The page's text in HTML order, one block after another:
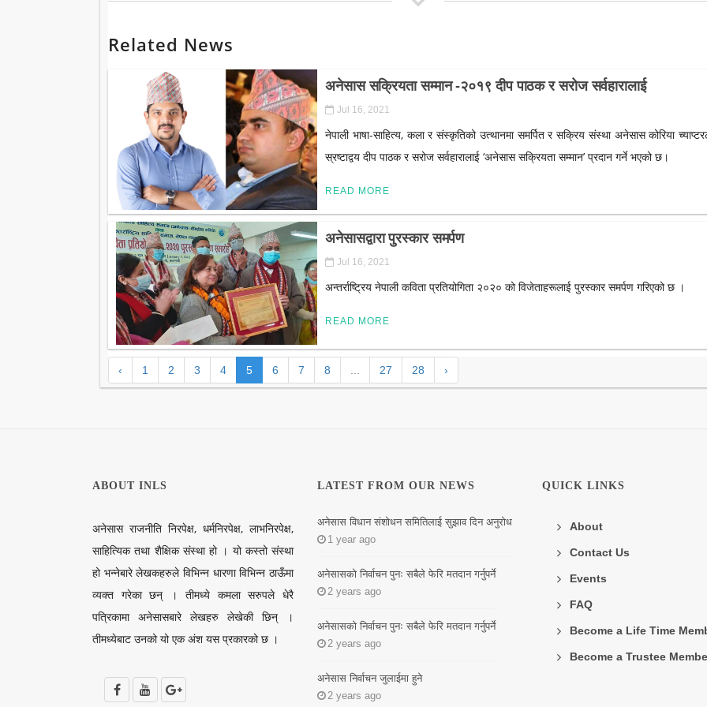
Related News
अनेसास सक्रियता सम्मान -२०१९ दीप पाठक र सरोज सर्वहारालाई
Jul 16, 2021
नेपाली भाषा-साहित्य, कला र संस्कृतिको उत्थानमा समर्पित र सक्रिय संस्था अनेसास कोरिया
स्रष्टाद्वय दीप पाठक र सरोज सर्वहारालाई ‘अनेसास सक्रियता सम्मान’ प्रदान गर्ने भएको छ।
READ MORE
अनेसासद्वारा पुरस्कार समर्पण
Jul 16, 2021
अन्तर्राष्ट्रिय नेपाली कविता प्रतियोगिता २०२० को विजेताहरूलाई पुरस्कार समर्पण गरिएको छ ।
READ MORE
‹ 1 2 3 4 5 6 7 8 27 28 ›
ABOUT INLS
अनेसास राजनीति निरपेक्ष, धर्मनिरपेक्ष, लाभनिरपेक्ष,
साहित्यिक तथा शैक्षिक संस्था हो । यो कस्तो संस्था
हो भन्नेबारे लेखकहरुले विभिन्न धारणा विभिन्न ठाऊँमा
व्यक्त गरेका छन् । तीमध्ये कमला सरुपले धेरै
पत्रिकामा अनेसासबारे लेखहरु लेखेकी छिन् ।
तीमध्येबाट उनको यो एक अंश यस प्रकारको छ ।
LATEST FROM OUR NEWS
अनेसास विधान संशोधन समितिलाई सुझाव दिन अनुरोध
1 year ago
अनेसासको निर्वाचन पुनः सबैले फेरि मतदान गर्नुपर्ने
2 years ago
अनेसासको निर्वाचन पुनः सबैले फेरि मतदान गर्नुपर्ने
2 years ago
अनेसास निर्वाचन जुलाईमा हुने
2 years ago
QUICK LINKS
About
Contact Us
Events
FAQ
Become a Life Time
Become a Trustee